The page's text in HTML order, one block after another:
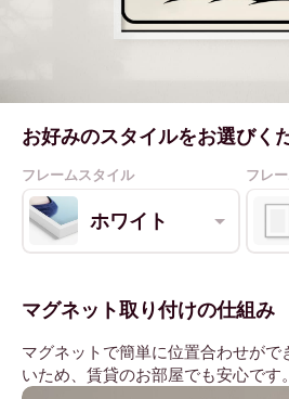
お好みのスタイルをお選びく
フレームスタイル フレ
ホワイト
マグネット取り付けの仕組み
マグネットで簡単に位置合わせがで
いため、賃貸のお部屋でも安心です。